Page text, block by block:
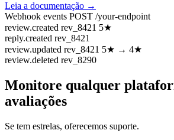
Leia a documentação →
Webhook events POST /your-endpoint
review.created rev_8421 5★
reply.created rev_8421
review.updated rev_8421 5★ → 4★
review.deleted rev_8290
Monitore qualquer
avaliações
Se tem estrelas, oferecemos suporte.